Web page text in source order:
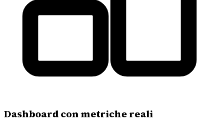
Dashboard con metriche reali